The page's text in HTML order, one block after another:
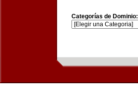
Categorías de Dominio: